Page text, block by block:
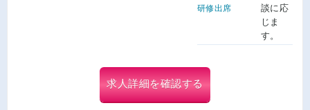
研修出席
談に応
じま
す。
求人詳細を確認する